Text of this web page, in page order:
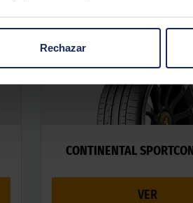
Rechazar
CONTINENTAL
VER